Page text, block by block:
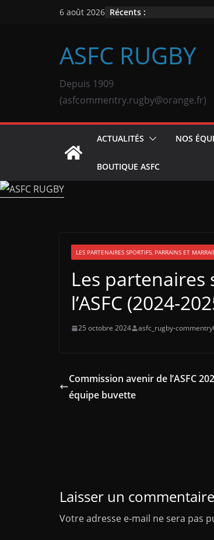
6 août 2026 Récents :
ASFC RUGBY
Depuis 1909
(asfcommentry.rugby@orange.fr)
ACTUALITÉS NOS
BOUTIQUE ASFC
LES PARTENAIRES SPORTIFS, PARRAINS ET
Les partenaires
l’ASFC (2024-
25 octobre 2024 asfc_rugby-
Commission avenir de l’ASFC
équipe buvette
Laisser un commentaire
Votre adresse e-mail ne sera pas